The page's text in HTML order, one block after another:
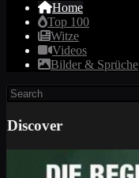
Home
Top 100
Witze
Videos
Bilder & Sprüche
Discover